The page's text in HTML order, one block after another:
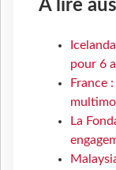
À lire
pour 6
France
La